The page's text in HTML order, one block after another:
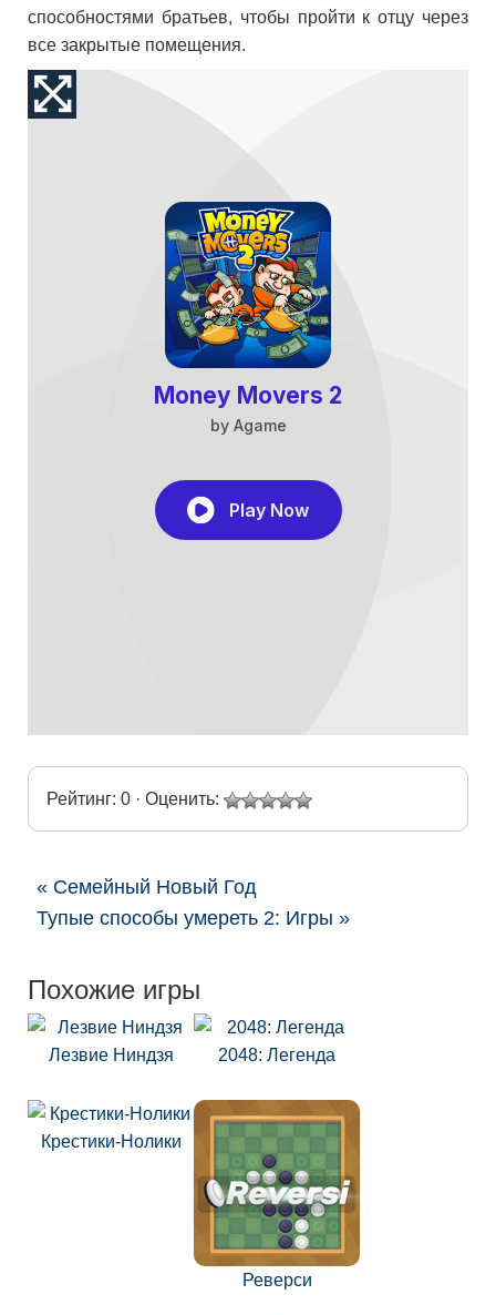
способностями братьев, чтобы пройти к отцу через
все закрытые помещения.
Рейтинг: 0 · Оценить:
« Семейный Новый Год
Тупые способы умереть 2: Игры »
Похожие игры
Лезвие Ниндзя 2048: Легенда
Крестики-Нолики
Реверси